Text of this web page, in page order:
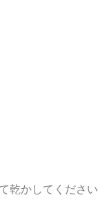
乾かしてください